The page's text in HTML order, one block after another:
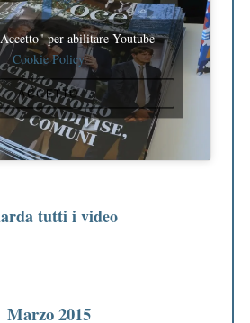
per abilitare Youtube
Cookie Policy
ACCETTO
tutti i video
Marzo 2015